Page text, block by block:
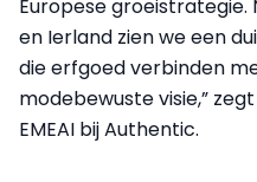
Europese
en Ierland zien we een
die erfgoed verbinden
modebewuste visie,”
EMEAI bij Authentic.